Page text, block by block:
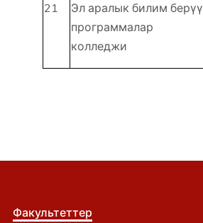
21
Эл аралык билим берүү
программалар
колледжи
Факультеттер